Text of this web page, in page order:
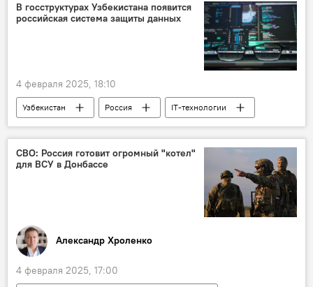
В госструктурах Узбекистана появится
российская система защиты данных
4 февраля 2025, 18:10
Узбекистан Россия
IT-технологии
сотрудничество
информационная безопасность
СВО: Россия готовит огромный "котел"
для ВСУ в Донбассе
Александр Хроленко
4 февраля 2025, 17:00